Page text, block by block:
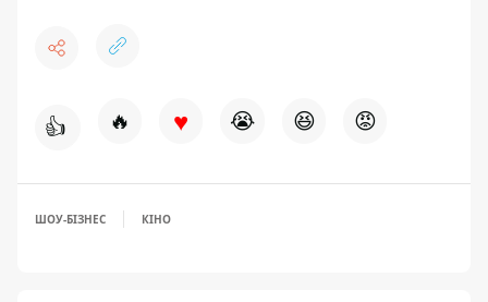
👍 🔥 ♥ 😭 😆 😡
ШОУ-БІЗНЕС КІНО